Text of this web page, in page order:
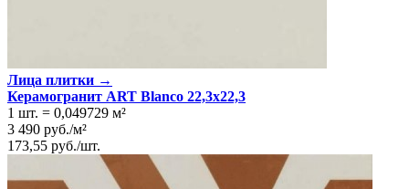
Лица плитки →
Керамогранит ART Blanco 22,3x22,3
1 шт. = 0,049729 м²
3 490 руб./м²
173,55 руб./шт.